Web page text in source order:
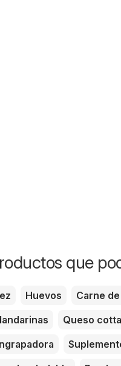
que
Huevos Carne
Queso